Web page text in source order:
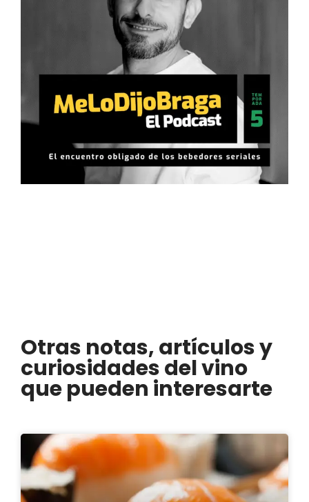
Otras notas, artículos y
curiosidades del vino
que pueden interesarte